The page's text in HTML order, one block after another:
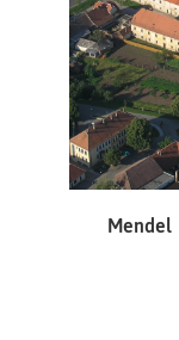
Mendel